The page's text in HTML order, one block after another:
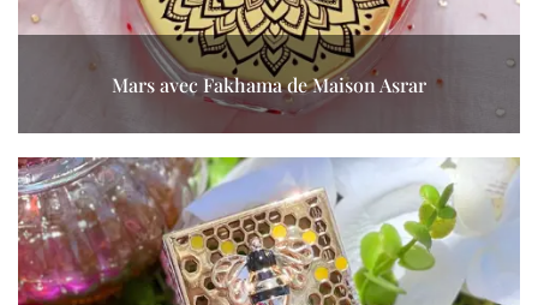
Mars avec Fakhama de Maison Asrar